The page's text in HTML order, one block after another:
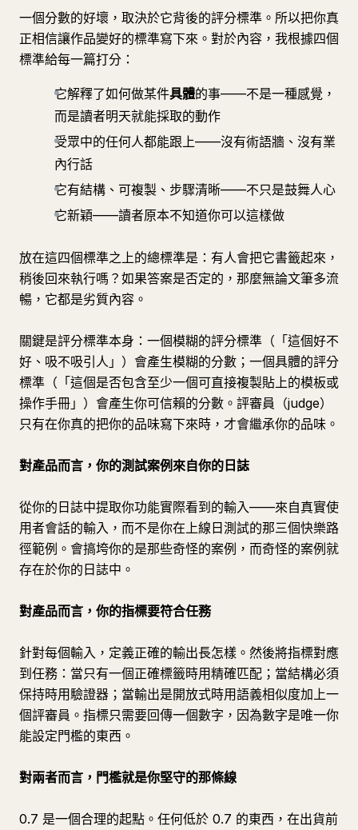
一個分數的好壞，取決於它背後的評分標準。所以把你真
正相信讓作品變好的標準寫下來。對於內容，我根據四個
標準給每一篇打分：
它解釋了如何做某件具體的事——不是一種感覺，
而是讀者明天就能採取的動作
受眾中的任何人都能跟上——沒有術語牆、沒有業
內行話
它有結構、可複製、步驟清晰——不只是鼓舞人心
它新穎——讀者原本不知道你可以這樣做
放在這四個標準之上的總標準是：有人會把它書籤起來，
稍後回來執行嗎？如果答案是否定的，那麼無論文筆多流
暢，它都是劣質內容。
關鍵是評分標準本身：一個模糊的評分標準（「這個好不
好、吸不吸引人」）會產生模糊的分數；一個具體的評分
標準（「這個是否包含至少一個可直接複製貼上的模板或
操作手冊」）會產生你可信賴的分數。評審員（judge）
只有在你真的把你的品味寫下來時，才會繼承你的品味。
對產品而言，你的測試案例來自你的日誌
從你的日誌中提取你功能實際看到的輸入——來自真實使
用者會話的輸入，而不是你在上線日測試的那三個快樂路
徑範例。會搞垮你的是那些奇怪的案例，而奇怪的案例就
存在於你的日誌中。
對產品而言，你的指標要符合任務
針對每個輸入，定義正確的輸出長怎樣。然後將指標對應
到任務：當只有一個正確標籤時用精確匹配；當結構必須
保持時用驗證器；當輸出是開放式時用語義相似度加上一
個評審員。指標只需要回傳一個數字，因為數字是唯一你
能設定門檻的東西。
對兩者而言，門檻就是你堅守的那條線
0.7 是一個合理的起點。任何低於 0.7 的東西，在出貨前